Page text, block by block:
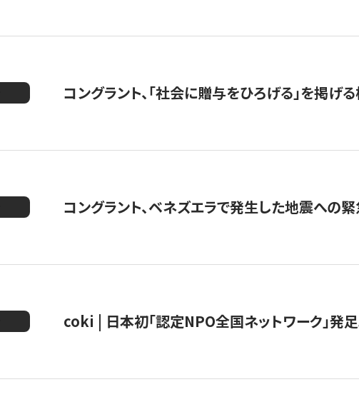
コングラント、「社会に贈与をひろげる」を掲
コングラント、ベネズエラで発生した地震への
coki | 日本初「認定NPO全国ネットワーク」発